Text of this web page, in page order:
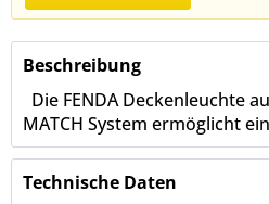
Beschreibung
Die FENDA Deckenleuchte
MATCH System ermöglicht
Technische Daten